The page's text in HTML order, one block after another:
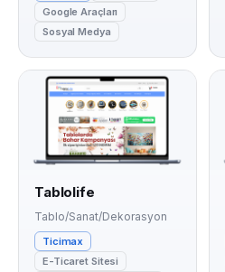
Google Araçları
Sosyal Medya
Tablolife
Tablo/Sanat/Dekorasyon
Ticimax
E-Ticaret Sitesi